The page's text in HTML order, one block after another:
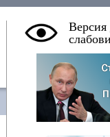
Версия